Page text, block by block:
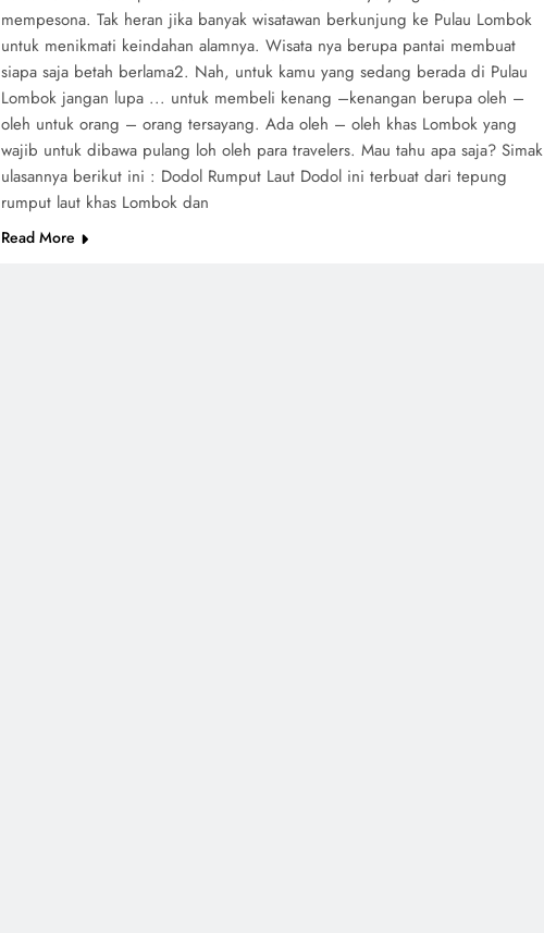
mempesona. Tak heran jika banyak wisatawan berkunjung ke Pulau Lombok
untuk menikmati keindahan alamnya. Wisata nya berupa pantai membuat
siapa saja betah berlama2. Nah, untuk kamu yang sedang berada di Pulau
Lombok jangan lupa ... untuk membeli kenang –kenangan berupa oleh –
oleh untuk orang – orang tersayang. Ada oleh – oleh khas Lombok yang
wajib untuk dibawa pulang loh oleh para travelers. Mau tahu apa saja? Simak
ulasannya berikut ini : Dodol Rumput Laut Dodol ini terbuat dari tepung
rumput laut khas Lombok dan
Read More